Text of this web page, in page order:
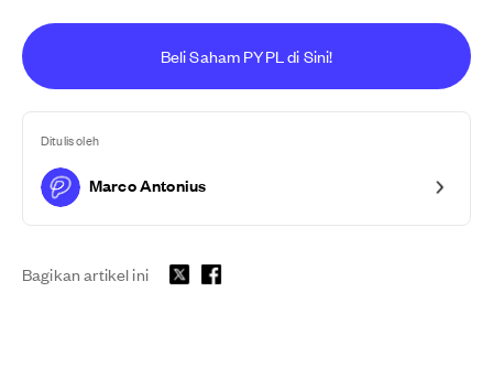
Beli Saham PYPL di Sini!
Ditulis oleh
Marco Antonius
Bagikan artikel ini